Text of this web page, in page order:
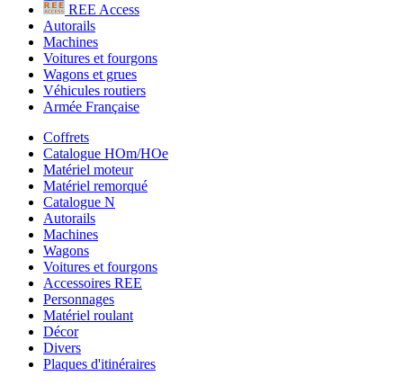
REE Access
Autorails
Machines
Voitures et fourgons
Wagons et grues
Véhicules routiers
Armée Française
Coffrets
Catalogue HOm/HOe
Matériel moteur
Matériel remorqué
Catalogue N
Autorails
Machines
Wagons
Voitures et fourgons
Accessoires REE
Personnages
Matériel roulant
Décor
Divers
Plaques d'itinéraires